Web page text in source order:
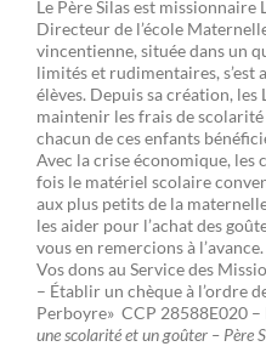
Le Père Silas est
Directeur de l’école
vincentienne, située dans un
limités et rudimentaires,
élèves. Depuis sa création, les
maintenir les frais de
chacun de ces enfants
Avec la crise économique, les
fois le matériel scolaire
aux plus petits de la
les aider pour l’achat des
vous en remercions à l’avance.
Vos dons au Service des
– Établir un chèque à l’ordre
Perboyre» CCP 28588E020
une scolarité et un goûter – Père